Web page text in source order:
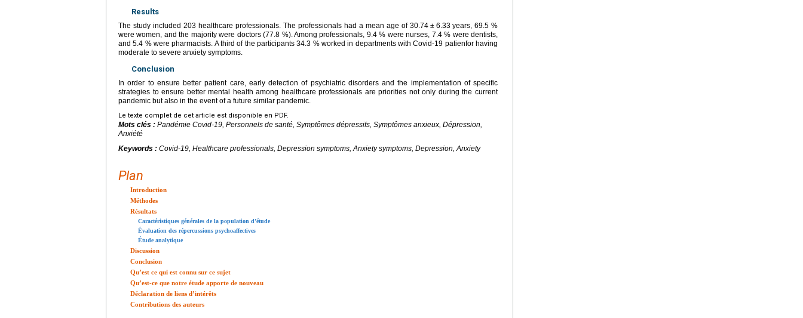
Results
The study included 203 healthcare professionals. The professionals had a mean age of 30.74 ± 6.33 years, 69.5 %
were women, and the majority were doctors (77.8 %). Among professionals, 9.4 % were nurses, 7.4 % were dentists,
and 5.4 % were pharmacists. A third of the participants 34.3 % worked in departments with Covid-19 patienfor having
moderate to severe anxiety symptoms.
Conclusion
In order to ensure better patient care, early detection of psychiatric disorders and the implementation of specific
strategies to ensure better mental health among healthcare professionals are priorities not only during the current
pandemic but also in the event of a future similar pandemic.
Le texte complet de cet article est disponible en PDF.
Mots clés : Pandémie Covid-19, Personnels de santé, Symptômes dépressifs, Symptômes anxieux, Dépression,
Anxiété
Keywords : Covid-19, Healthcare professionals, Depression symptoms, Anxiety symptoms, Depression, Anxiety
Plan
Introduction
Méthodes
Résultats
Caractéristiques générales de la population d’étude
Évaluation des répercussions psychoaffectives
Étude analytique
Discussion
Conclusion
Qu’est ce qui est connu sur ce sujet
Qu’est-ce que notre étude apporte de nouveau
Déclaration de liens d’intérêts
Contributions des auteurs